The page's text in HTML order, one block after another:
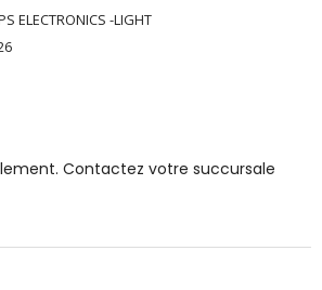
ELECTRONICS -LIGHT
Contactez votre succursale